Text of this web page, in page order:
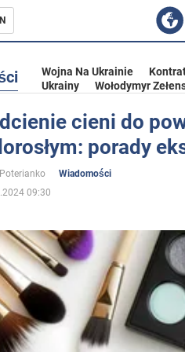
Ukrainie
Wojna Na Ukrainie
Ukrainy
Wołodymyr
cieni do
porady
Wiadomości
09:30